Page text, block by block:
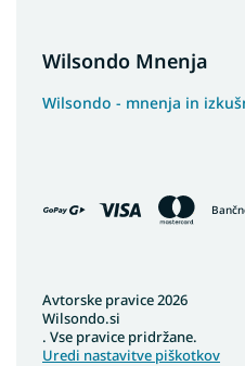
Wilsondo Mnenja
Wilsondo - mnenja in
Avtorske pravice 2026
Wilsondo.si
. Vse pravice pridržane.
Uredi nastavitve piškotkov